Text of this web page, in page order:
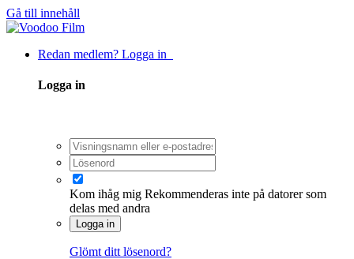
Gå till innehåll
Redan medlem? Logga in
Logga in
Kom ihåg mig Rekommenderas inte på datorer som
delas med andra
Logga in
Glömt ditt lösenord?